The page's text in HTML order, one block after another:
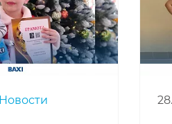
Новости